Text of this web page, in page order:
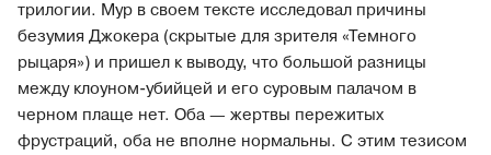
трилогии. Мур в своем тексте исследовал причины
безумия Джокера (скрытые для зрителя «Темного
рыцаря») и пришел к выводу, что большой разницы
между клоуном-убийцей и его суровым палачом в
черном плаще нет. Оба — жертвы пережитых
фрустраций, оба не вполне нормальны. С этим тезисом